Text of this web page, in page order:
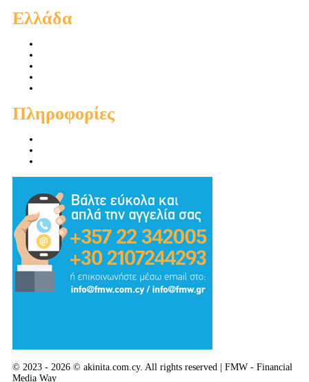
Ελλάδα
Πληροφορίες
© 2023 - 2026 © akinita.com.cy. All rights reserved | FMW - Financial
Media Way